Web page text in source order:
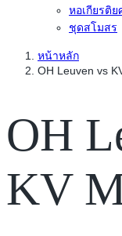
หอเกียรติ
ชุดสโมสร
หน้าหลัก
OH Leuven vs
OH
KV